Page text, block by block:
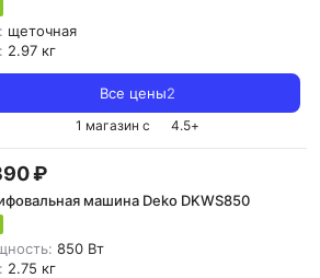
щеточная
2.97 кг
Все цены2
1 магазин с 4.5+
₽
машина Deko DKWS850
850 Вт
2.75 кг